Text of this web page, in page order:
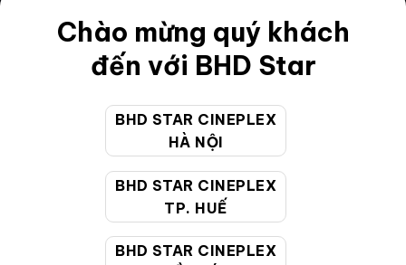
Chào mừng quý khách
đến với BHD Star
BHD STAR CINEPLEX
HÀ NỘI
BHD STAR CINEPLEX
TP. HUẾ
BHD STAR CINEPLEX
Điều khoản
Hướng dẫn đặt vé trực tuyến
Quy định và chính sách chung
Chính sách bảo vệ thông tin cá nhân của người tiêu
CHĂM SÓC KHÁCH HÀNG